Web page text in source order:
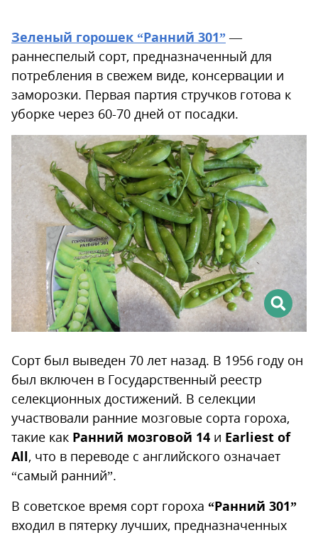
Зеленый горошек “Ранний 301” —
раннеспелый сорт, предназначенный для
потребления в свежем виде, консервации и
заморозки. Первая партия стручков готова к
уборке через 60-70 дней от посадки.
Сорт был выведен 70 лет назад. В 1956 году он
был включен в Государственный реестр
селекционных достижений. В селекции
участвовали ранние мозговые сорта гороха,
такие как Ранний мозговой 14 и Earliest of
All, что в переводе с английского означает
“самый ранний”.
В советское время сорт гороха “Ранний 301”
входил в пятерку лучших, предназначенных